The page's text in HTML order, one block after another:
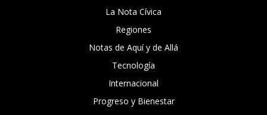
La Nota Cívica
Regiones
Notas de Aquí y de Allá
Tecnología
Internacional
Progreso y Bienestar